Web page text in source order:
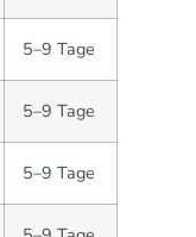
5–9 Tage
5–9 Tage
5–9 Tage